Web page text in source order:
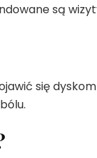
są
się